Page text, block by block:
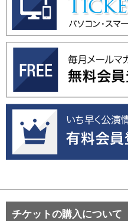
チケットの購入について